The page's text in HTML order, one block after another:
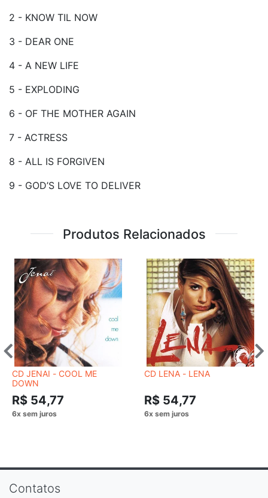
2 - KNOW TIL NOW
3 - DEAR ONE
4 - A NEW LIFE
5 - EXPLODING
6 - OF THE MOTHER AGAIN
7 - ACTRESS
8 - ALL IS FORGIVEN
9 - GOD’S LOVE TO DELIVER
Produtos Relacionados
CD JENAI - COOL ME
DOWN
R$ 54,77
CD LENA - LENA
R$ 54,77
Contatos